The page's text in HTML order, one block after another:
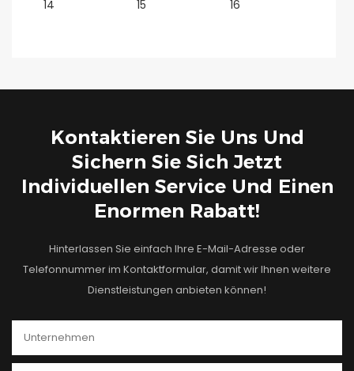
Kontaktieren Sie Uns Und
Sichern Sie Sich Jetzt
Individuellen Service Und Einen
Enormen Rabatt!
Hinterlassen Sie einfach Ihre E-Mail-Adresse oder
Telefonnummer im Kontaktformular, damit wir Ihnen weitere
Dienstleistungen anbieten können!
Unternehmen